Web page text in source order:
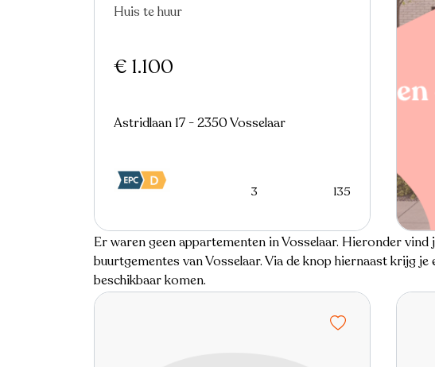
In optie
Huis te huur
€ 1.100
Astridlaan 17 - 2350 Vosselaar
3 135
Er waren geen appartementen in Vosselaar. Hieronder
buurtgementes van Vosselaar. Via de knop hiernaast krijg
beschikbaar komen.